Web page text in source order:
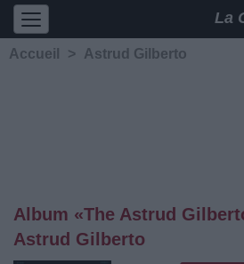
La
Accueil > Astrud Gilberto
Album «The Astrud
Astrud Gilberto